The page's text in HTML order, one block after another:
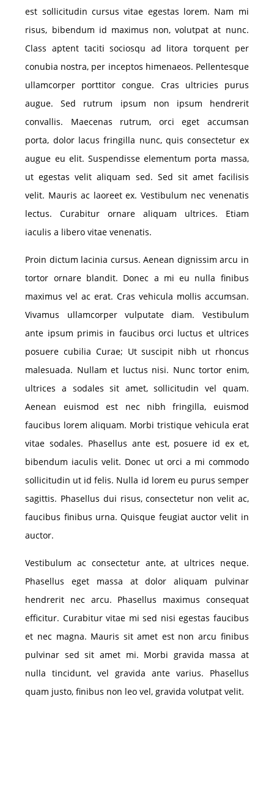
est sollicitudin cursus vitae egestas lorem. Nam mi
risus, bibendum id maximus non, volutpat at nunc.
Class aptent taciti sociosqu ad litora torquent per
conubia nostra, per inceptos himenaeos. Pellentesque
ullamcorper porttitor congue. Cras ultricies purus
augue. Sed rutrum ipsum non ipsum hendrerit
convallis. Maecenas rutrum, orci eget accumsan
porta, dolor lacus fringilla nunc, quis consectetur ex
augue eu elit. Suspendisse elementum porta massa,
ut egestas velit aliquam sed. Sed sit amet facilisis
velit. Mauris ac laoreet ex. Vestibulum nec venenatis
lectus. Curabitur ornare aliquam ultrices. Etiam
iaculis a libero vitae venenatis.
Proin dictum lacinia cursus. Aenean dignissim arcu in
tortor ornare blandit. Donec a mi eu nulla finibus
maximus vel ac erat. Cras vehicula mollis accumsan.
Vivamus ullamcorper vulputate diam. Vestibulum
ante ipsum primis in faucibus orci luctus et ultrices
posuere cubilia Curae; Ut suscipit nibh ut rhoncus
malesuada. Nullam et luctus nisi. Nunc tortor enim,
ultrices a sodales sit amet, sollicitudin vel quam.
Aenean euismod est nec nibh fringilla, euismod
faucibus lorem aliquam. Morbi tristique vehicula erat
vitae sodales. Phasellus ante est, posuere id ex et,
bibendum iaculis velit. Donec ut orci a mi commodo
sollicitudin ut id felis. Nulla id lorem eu purus semper
sagittis. Phasellus dui risus, consectetur non velit ac,
faucibus finibus urna. Quisque feugiat auctor velit in
auctor.
Vestibulum ac consectetur ante, at ultrices neque.
Phasellus eget massa at dolor aliquam pulvinar
hendrerit nec arcu. Phasellus maximus consequat
efficitur. Curabitur vitae mi sed nisi egestas faucibus
et nec magna. Mauris sit amet est non arcu finibus
pulvinar sed sit amet mi. Morbi gravida massa at
nulla tincidunt, vel gravida ante varius. Phasellus
quam justo, finibus non leo vel, gravida volutpat velit.